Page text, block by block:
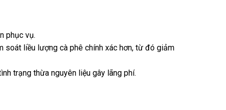
phục vụ.
soát liều lượng cà phê chính xác hơn, từ đó giảm
trạng thừa nguyên liệu gây lãng phí.